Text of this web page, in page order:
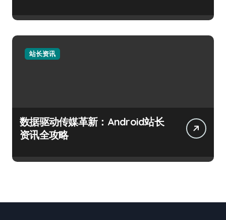
站长资讯
数据驱动传媒革新：Android站长
资讯全攻略